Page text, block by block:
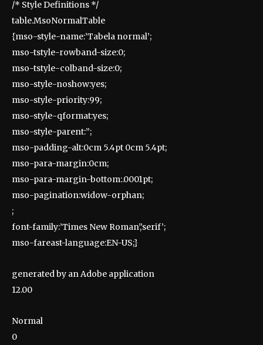
/* Style Definitions */
table.MsoNormalTable
{mso-style-name:’Tabela normal’;
mso-tstyle-rowband-size:0;
mso-tstyle-colband-size:0;
mso-style-noshow:yes;
mso-style-priority:99;
mso-style-qformat:yes;
mso-style-parent:”;
mso-padding-alt:0cm 5.4pt 0cm 5.4pt;
mso-para-margin:0cm;
mso-para-margin-bottom:.0001pt;
mso-pagination:widow-orphan;
;
font-family:’Times New Roman’,’serif’;
mso-fareast-language:EN-US;}
generated by an Adobe application
12.00
Normal
0